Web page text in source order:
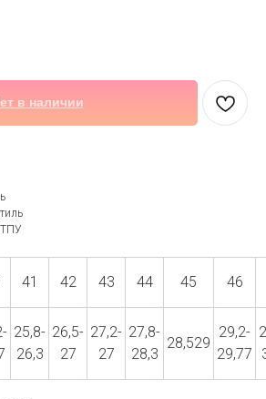
в наличии
41 42 43 44 45 46
25,8-
26,3
26,5-
27
27,2-
27
27,8-
28,3
28,529
29,2-
29,77